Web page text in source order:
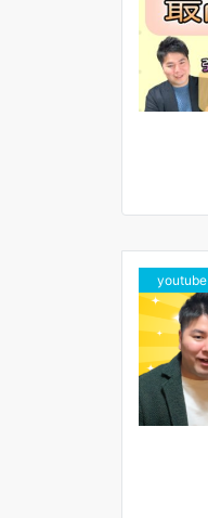
youtube